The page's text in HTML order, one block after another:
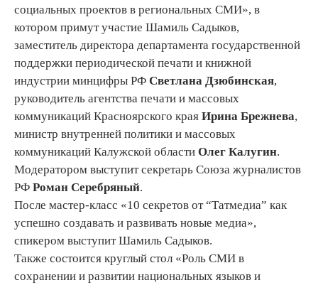
социальных проектов в региональных СМИ», в
котором примут участие Шамиль Садыков,
заместитель директора департамента государственной
поддержки периодической печати и книжной
индустрии минцифры РФ Светлана Дзюбинская,
руководитель агентства печати и массовых
коммуникаций Красноярского края Ирина Брежнева,
министр внутренней политики и массовых
коммуникаций Калужской области Олег Калугин.
Модератором выступит секретарь Союза журналистов
РФ Роман Серебряный.
После мастер-класс «10 секретов от “Татмедиа” как
успешно создавать и развивать новые медиа»,
спикером выступит Шамиль Садыков.
Также состоится круглый стол «Роль СМИ в
сохранении и развитии национальных языков и